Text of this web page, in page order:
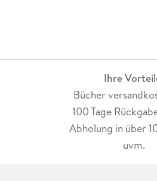
Ihre
Bücher
100 Tage
Abholung in über
uvm.